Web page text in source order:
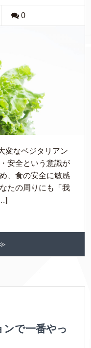
0
変なベジタリアン
安全という意識が
、食の安全に敏感
たの周りにも「我
で一番やっ